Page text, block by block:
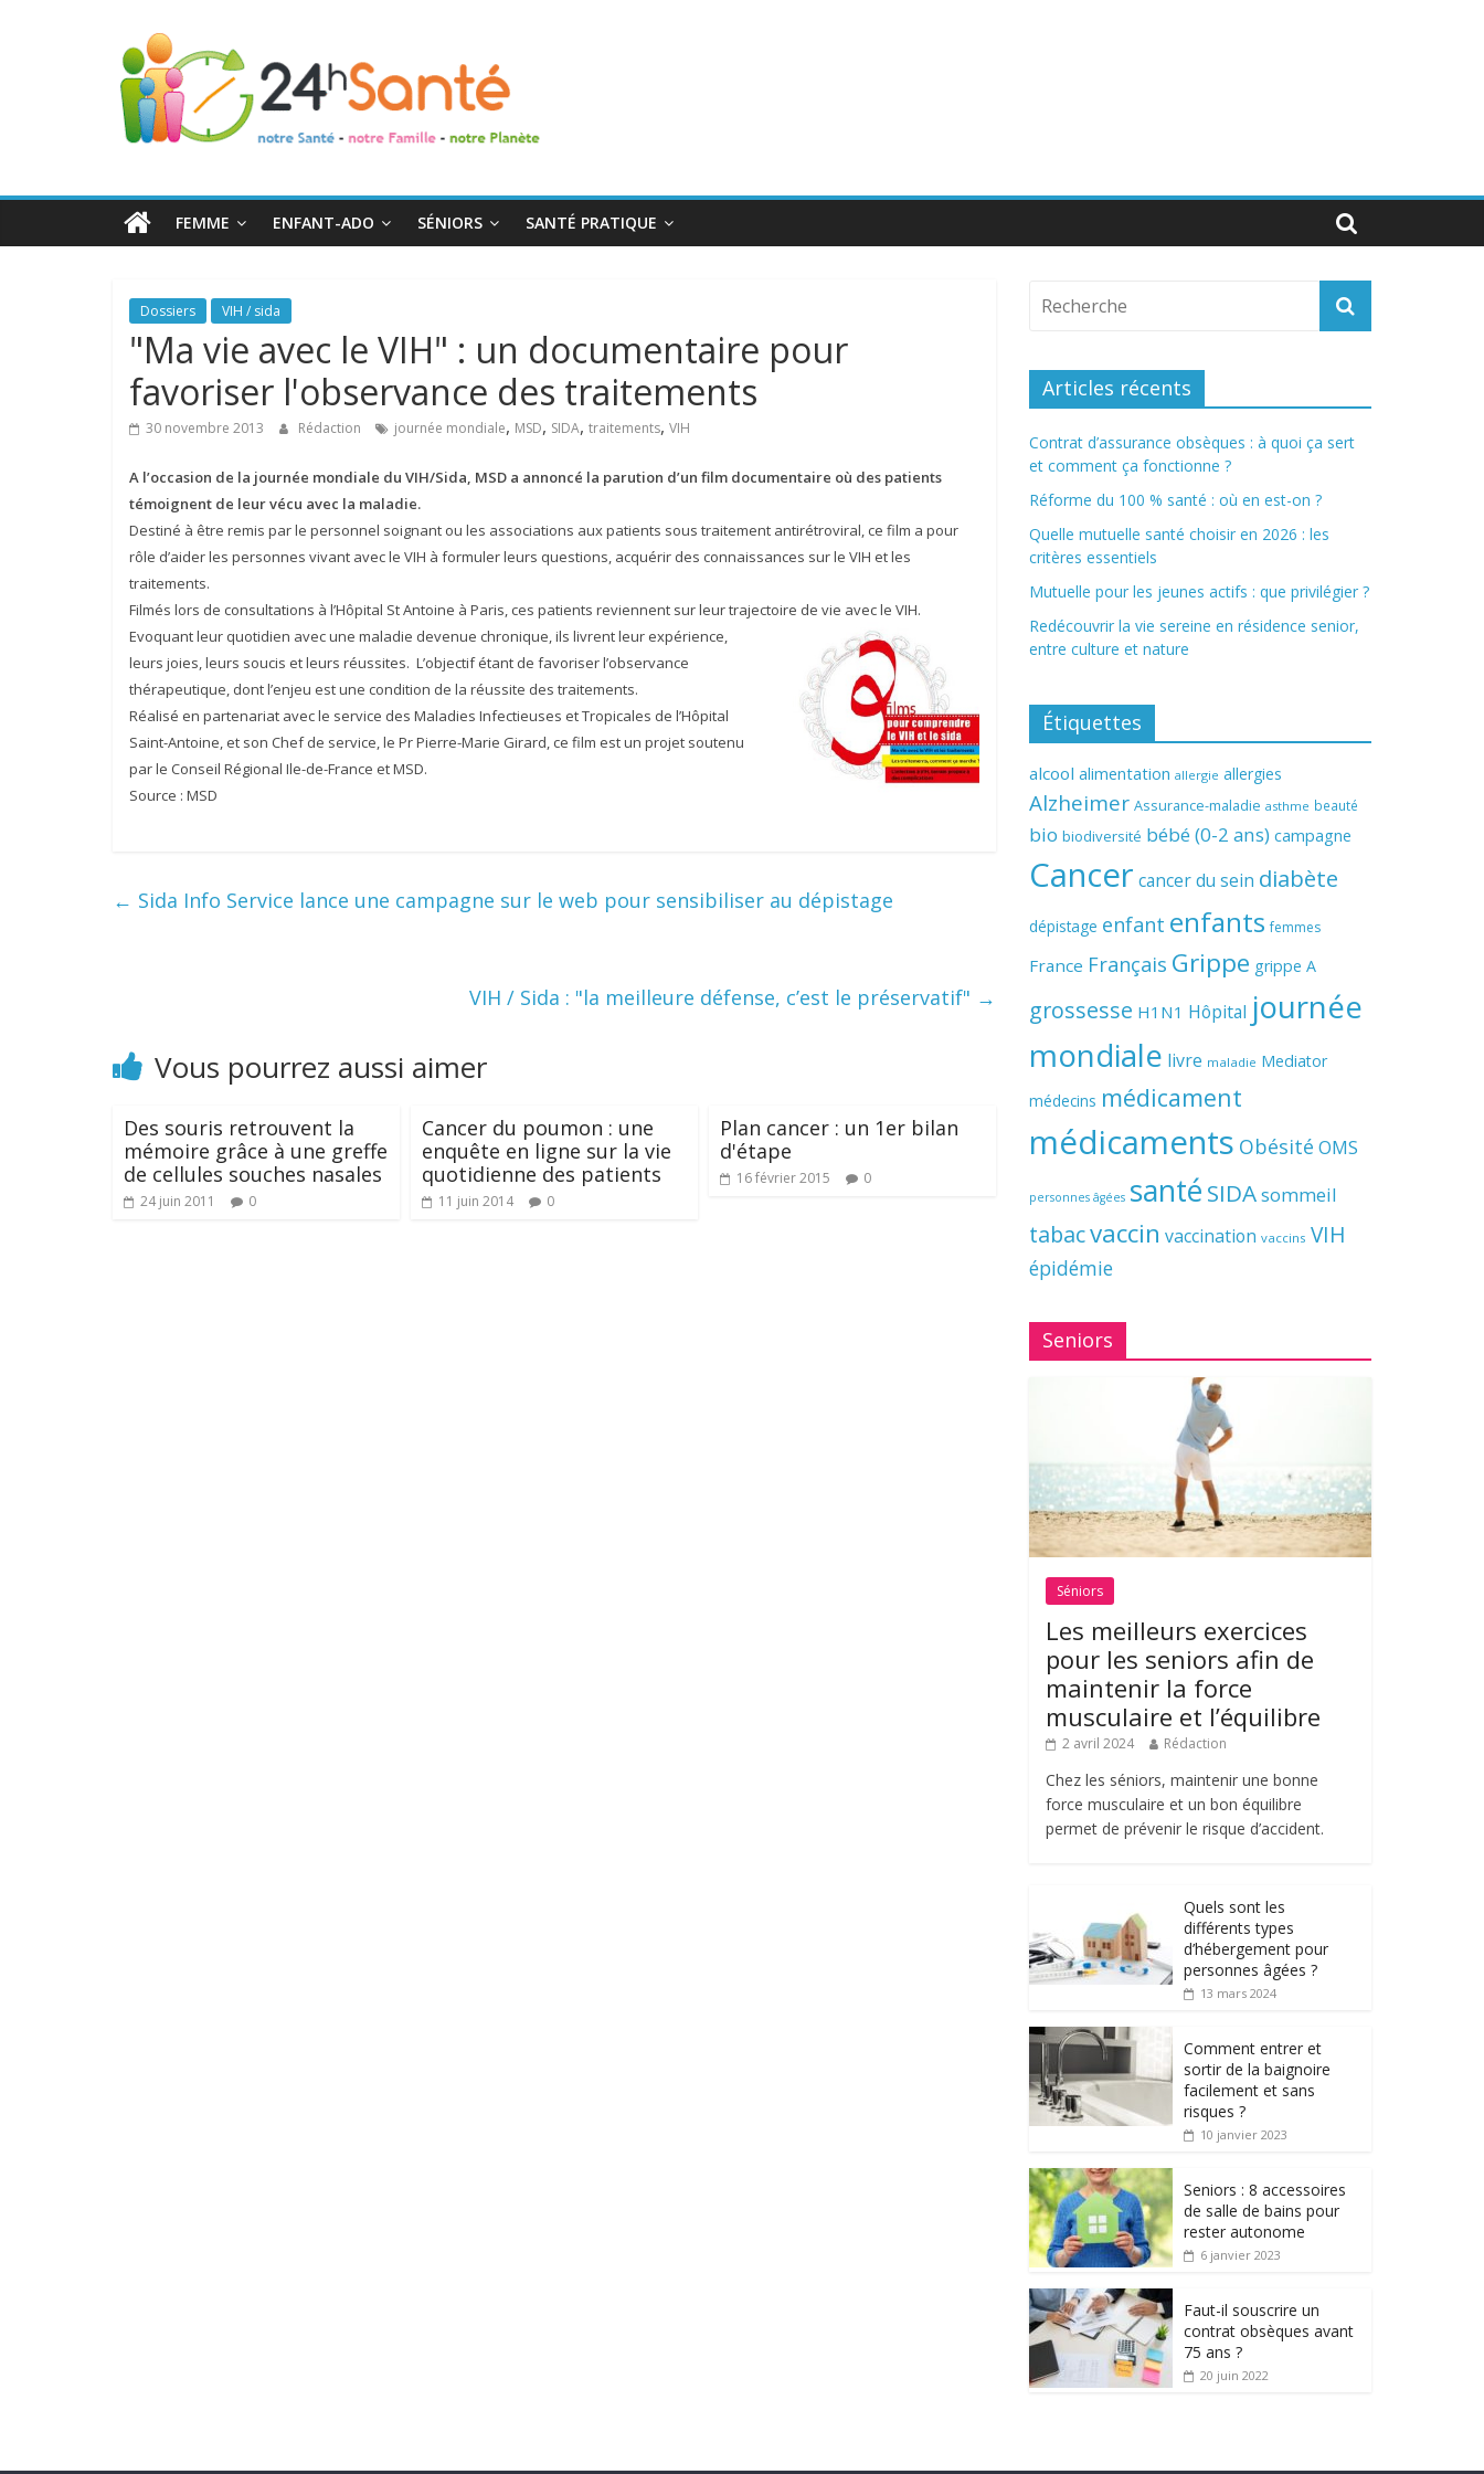
24h
Santé
toute
FEMME ENFANT-ADO SÉNIORS SANTÉ PRATIQUE
Dossiers VIH / sida
"Ma vie avec le VIH" : un documentaire pour
favoriser l'observance des traitements
30 novembre 2013 Rédaction journée mondiale, MSD, SIDA, traitements, VIH
A l’occasion de la journée mondiale du VIH/Sida, MSD a annoncé la parution d’un film documentaire où des patients
témoignent de leur vécu avec la maladie.
Destiné à être remis par le personnel soignant ou les associations aux patients sous traitement antirétroviral, ce film a pour
rôle d’aider les personnes vivant avec le VIH à formuler leurs questions, acquérir des connaissances sur le VIH et les
traitements.
Filmés lors de consultations à l’Hôpital St Antoine à Paris, ces patients reviennent sur leur trajectoire de vie avec le VIH.
Evoquant leur quotidien avec une maladie devenue chronique, ils livrent leur expérience,
leurs joies, leurs soucis et leurs réussites. L’objectif étant de favoriser l’observance
thérapeutique, dont l’enjeu est une condition de la réussite des traitements.
Réalisé en partenariat avec le service des Maladies Infectieuses et Tropicales de l’Hôpital
Saint-Antoine, et son Chef de service, le Pr Pierre-Marie Girard, ce film est un projet soutenu
par le Conseil Régional Ile-de-France et MSD.
Source : MSD
← Sida Info Service lance une campagne sur le web pour sensibiliser au dépistage
VIH / Sida : "la meilleure défense, c’est le préservatif" →
Vous pourrez aussi aimer
Des souris retrouvent la
mémoire grâce à une greffe
de cellules souches nasales
24 juin 2011 0
Cancer du poumon : une
enquête en ligne sur la vie
quotidienne des patients
11 juin 2014 0
Plan cancer : un 1er bilan
d'étape
16 février 2015 0
Articles récents
Contrat d’assurance obsèques : à quoi ça sert
et comment ça fonctionne ?
Réforme du 100 % santé : où en est-on ?
Quelle mutuelle santé choisir en 2026 : les
critères essentiels
Mutuelle pour les jeunes actifs : que privilégier ?
Redécouvrir la vie sereine en résidence senior,
entre culture et nature
Étiquettes
alcool alimentation allergie allergies
Alzheimer Assurance-maladie asthme beauté
bio biodiversité bébé (0-2 ans) campagne
Cancer cancer du sein diabète
dépistage enfant enfants femmes
France Français Grippe grippe A
grossesse H1N1 Hôpital journée
mondiale livre maladie Mediator
médecins médicament
médicaments Obésité OMS
personnes âgées santé SIDAsommeil
tabacvaccin vaccination vaccins VIH
épidémie
Seniors
Séniors
Les meilleurs exercices
pour les seniors afin de
maintenir la force
musculaire et l’équilibre
2 avril 2024 Rédaction
Chez les séniors, maintenir une bonne
force musculaire et un bon équilibre
permet de prévenir le risque d’accident.
Quels sont les
différents types
d’hébergement pour
personnes âgées ?
13 mars 2024
Comment entrer et
sortir de la baignoire
facilement et sans
risques ?
10 janvier 2023
Seniors : 8 accessoires
de salle de bains pour
rester autonome
6 janvier 2023
Faut-il souscrire un
contrat obsèques avant
75 ans ?
20 juin 2022